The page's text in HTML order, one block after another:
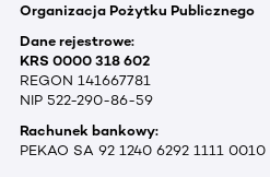
Organizacja Pożytku Publicznego
Dane rejestrowe:
KRS 0000 318 602
REGON 141667781
NIP 522-290-86-59
Rachunek bankowy:
PEKAO SA 92 1240 6292 1111